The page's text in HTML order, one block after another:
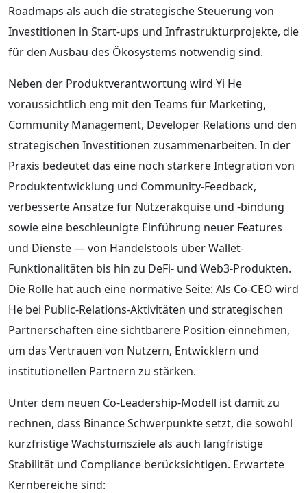
Roadmaps als auch die strategische Steuerung von
Investitionen in Start-ups und Infrastrukturprojekte, die
für den Ausbau des Ökosystems notwendig sind.
Neben der Produktverantwortung wird Yi He
voraussichtlich eng mit den Teams für Marketing,
Community Management, Developer Relations und den
strategischen Investitionen zusammenarbeiten. In der
Praxis bedeutet das eine noch stärkere Integration von
Produktentwicklung und Community-Feedback,
verbesserte Ansätze für Nutzerakquise und -bindung
sowie eine beschleunigte Einführung neuer Features
und Dienste — von Handelstools über Wallet-
Funktionalitäten bis hin zu DeFi- und Web3-Produkten.
Die Rolle hat auch eine normative Seite: Als Co-CEO wird
He bei Public-Relations-Aktivitäten und strategischen
Partnerschaften eine sichtbarere Position einnehmen,
um das Vertrauen von Nutzern, Entwicklern und
institutionellen Partnern zu stärken.
Unter dem neuen Co-Leadership-Modell ist damit zu
rechnen, dass Binance Schwerpunkte setzt, die sowohl
kurzfristige Wachstumsziele als auch langfristige
Stabilität und Compliance berücksichtigen. Erwartete
Kernbereiche sind: